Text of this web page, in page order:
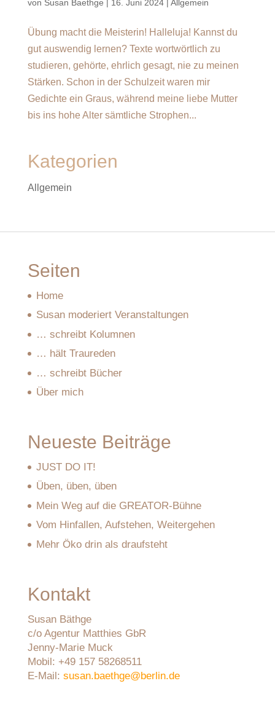
von Susan Baethge | 16. Juni 2024| Allgemein
Übung macht die Meisterin! Halleluja! Kannst du
gut auswendig lernen? Texte wortwörtlich zu
studieren, gehörte, ehrlich gesagt, nie zu meinen
Stärken. Schon in der Schulzeit waren mir
Gedichte ein Graus, während meine liebe Mutter
bis ins hohe Alter sämtliche Strophen...
Kategorien
Allgemein
Seiten
Home
Susan moderiert Veranstaltungen
… schreibt Kolumnen
… hält Traureden
… schreibt Bücher
Über mich
Neueste Beiträge
JUST DO IT!
Üben, üben, üben
Mein Weg auf die GREATOR-Bühne
Vom Hinfallen, Aufstehen, Weitergehen
Mehr Öko drin als draufsteht
Kontakt
Susan Bäthge
c/o Agentur Matthies GbR
Jenny-Marie Muck
Mobil: +49 157 58268511
E-Mail: susan.baethge@berlin.de